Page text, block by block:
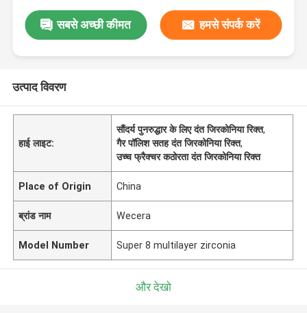
सबसे अच्छी कीमत हमसे संपर्क करें
उत्पाद विवरण
हाई लाइट:
सौंदर्य पुनरुद्धार के लिए दंत जिरकोनिया रिक्त,
गैर पॉलिश सतह दंत जिरकोनिया रिक्त,
उच्च फ्रैक्चर कठोरता दंत जिरकोनिया रिक्त
Place of Origin China
ब्रांड नाम Wecera
Model Number Super 8 multilayer zirconia
और देखो